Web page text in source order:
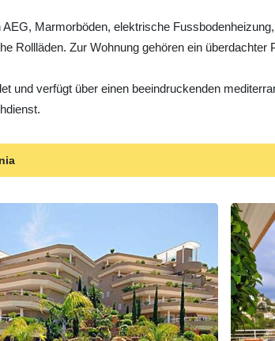
Marmorböden, elektrische
Rollläden. Zur Wohnung gehören ein
und verfügt über einen beeindruckenden